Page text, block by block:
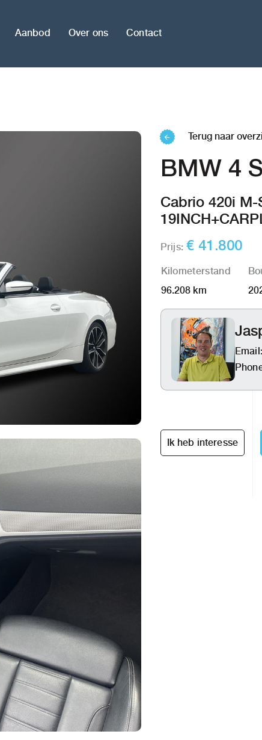
Aanbod Over ons Contact
Terug naar
BMW 4
Cabrio 420i M-
Prijs: € 41.800
Kilometerstand
96.208 km
Email:
Ik heb interesse